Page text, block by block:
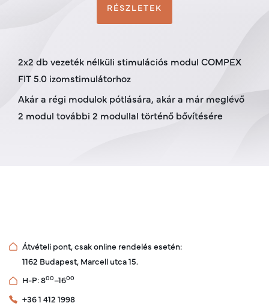
RÉSZLETEK
2x2 db vezeték nélküli stimulációs modul COMPEX
FIT 5.0 izomstimulátorhoz
Akár a régi modulok pótlására, akár a már meglévő
2 modul további 2 modullal történő bővítésére
Átvételi pont, csak online rendelés esetén:
1162 Budapest, Marcell utca 15.
H-P: 800–1600
+36 1 412 1998